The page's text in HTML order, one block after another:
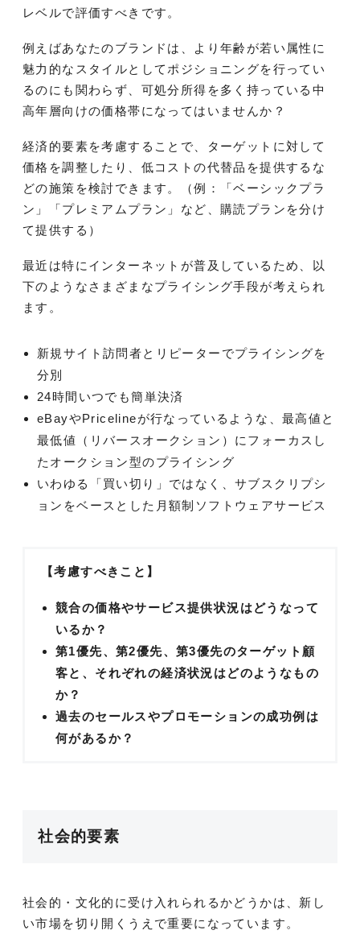
レベルで評価すべきです。
例えばあなたのブランドは、より年齢が若い属性に
魅力的なスタイルとしてポジショニングを行ってい
るのにも関わらず、可処分所得を多く持っている中
高年層向けの価格帯になってはいませんか？
経済的要素を考慮することで、ターゲットに対して
価格を調整したり、低コストの代替品を提供するな
どの施策を検討できます。（例：「ベーシックプラ
ン」「プレミアムプラン」など、購読プランを分け
て提供する）
最近は特にインターネットが普及しているため、以
下のようなさまざまなプライシング手段が考えられ
ます。
新規サイト訪問者とリピーターでプライシングを
分別
24時間いつでも簡単決済
eBayやPricelineが行なっているような、最高値と
最低値（リバースオークション）にフォーカスし
たオークション型のプライシング
いわゆる「買い切り」ではなく、サブスクリプシ
ョンをベースとした月額制ソフトウェアサービス
【考慮すべきこと】
競合の価格やサービス提供状況はどうなって
いるか？
第1優先、第2優先、第3優先のターゲット顧
客と、それぞれの経済状況はどのようなもの
か？
過去のセールスやプロモーションの成功例は
何があるか？
社会的要素
社会的・文化的に受け入れられるかどうかは、新し
い市場を切り開くうえで重要になっています。